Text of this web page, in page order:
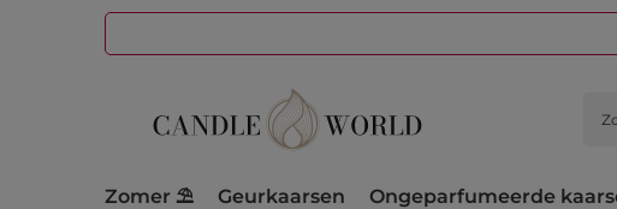
Zomer ⛱️ Geurkaarsen Ongeparfumeerde